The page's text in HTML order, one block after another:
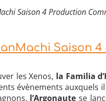
Saison 4 Production
Saison 4
les Xenos, la Familia
évènements auxquels
l’Argonaute se